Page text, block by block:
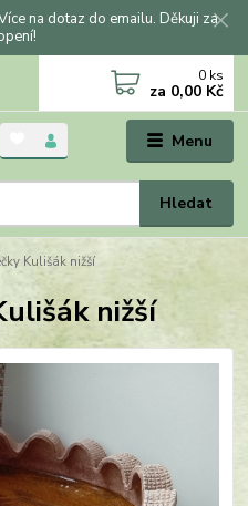
na dotaz do emailu. Děkuji za
Menu
Hledat
0 ks
za 0,00 Kč
Kulišák nižší
nižší